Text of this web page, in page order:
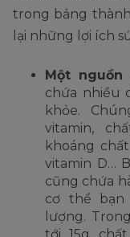
trong bảng
lại những lợi ích
Một
chứa nhiều
khỏe.
vitamin,
khoáng
vitamin D…
cũng chứa
cơ thể bạn
lượng.
tới 15g